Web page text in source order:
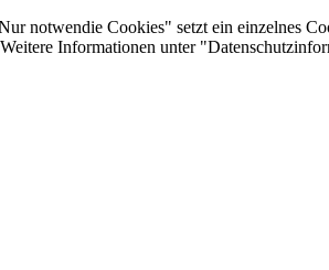
notwendie Cookies" setzt ein einzelnes
Informationen unter